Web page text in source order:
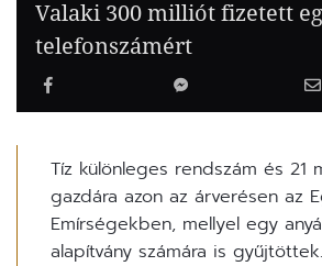
Valaki 300 milliót fizetett
telefonszámért
Tíz különleges rendszám és 21
gazdára azon az árverésen az
Emírségekben, mellyel egy
alapítvány számára is gyűjtöttek.